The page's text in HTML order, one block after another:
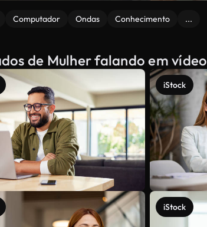
Computador Ondas Conhecimento ...
de Mulher falando em vídeo
iStock
iStock